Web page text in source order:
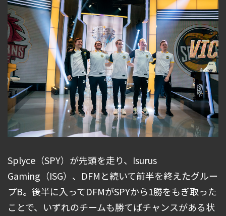
Splyce（SPY）が先頭を走り、Isurus
Gaming（ISG）、DFMと続いて前半を終えたグルー
プB。後半に入ってDFMがSPYから1勝をもぎ取った
ことで、いずれのチームも勝てばチャンスがある状